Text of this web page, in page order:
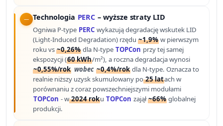
Technologia PERC – wyższe straty LID
Ogniwa P-type PERC wykazują degradację wskutek LID
(Light-Induced Degradation) rzędu~1,9% w pierwszym
roku vs~0,26% dla N-type TOPCon przy tej samej
ekspozycji (60 kWh/m²), a roczna degradacja wynosi
~0,55%/rok wobec ~0,4%/rok dla N-type. Oznacza to
realnie niższy uzysk skumulowany po25 latach w
porównaniu z coraz powszechniejszymi modułami
TOPCon - w2024 roku TOPCon zajął~66% globalnej
produkcji.